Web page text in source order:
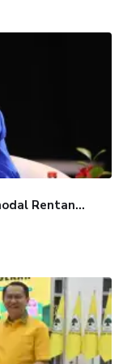
Rentan...